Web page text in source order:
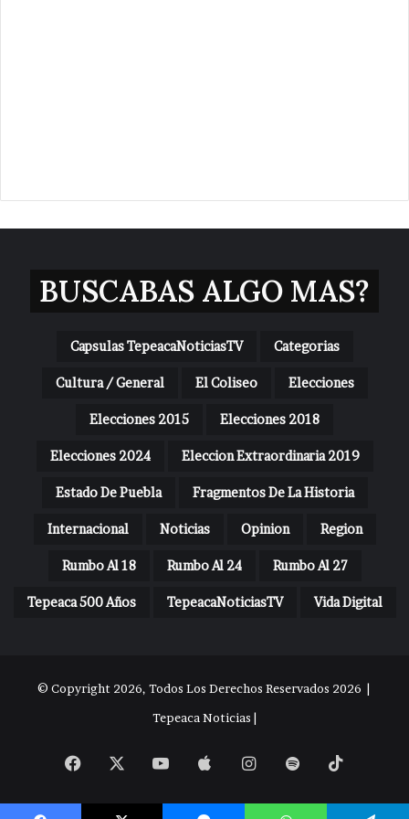
BUSCABAS ALGO MAS?
Capsulas TepeacaNoticiasTV Categorias
Cultura / General El Coliseo Elecciones
Elecciones 2015 Elecciones 2018
Elecciones 2024 Eleccion Extraordinaria 2019
Estado De Puebla Fragmentos De La Historia
Internacional Noticias Opinion Region
Rumbo Al 18 Rumbo Al 24 Rumbo Al 27
Tepeaca 500 Años TepeacaNoticiasTV Vida Digital
© Copyright 2026, Todos Los Derechos Reservados 2026 |
Tepeaca Noticias |
Facebook YouTubeAppleInstagram
Spotify